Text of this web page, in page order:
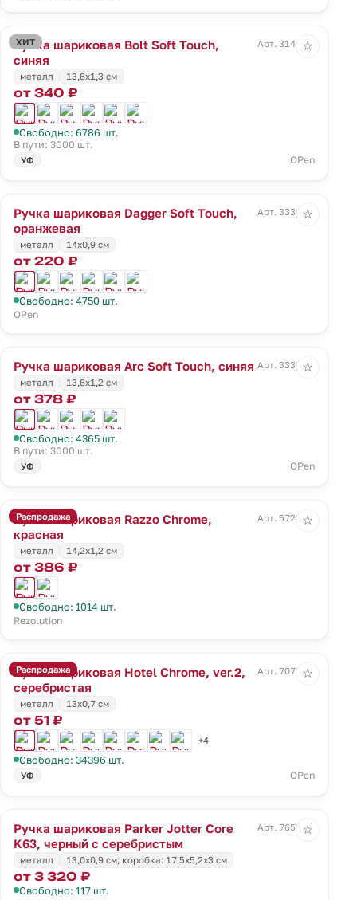
ХИТ
Ручка шариковая Bolt Soft Touch,
синяя
Арт. 3140.40
металл 13,8х1,3 см
от 340 ₽
Свободно: 6786 шт.
В пути: 3000 шт.
УФ OPen
☆
Ручка шариковая Dagger Soft Touch,
оранжевая
Арт. 3331.20
металл 14х0,9 см
от 220 ₽
Свободно: 4750 шт.
OPen
☆
Ручка шариковая Arc Soft Touch, синяя Арт. 3332.40
металл
13,8х1,2 см
от 378 ₽
Свободно: 4365 шт.
В пути: 3000 шт.
УФ OPen
☆
Распродажа
Ручка шариковая Razzo Chrome,
красная
Арт. 5728.50
металл 14,2х1,2 см
от 386 ₽
Свободно: 1014 шт.
Rezolution
☆
Распродажа
Ручка шариковая Hotel Chrome, ver.2,
серебристая
Арт. 7078.10
металл 13х0,7 см
от 51 ₽
+4
Свободно: 34396 шт.
УФ OPen
☆
Ручка шариковая Parker Jotter Core
K63, черный с серебристым
Арт. 7658.30
металл 13,0х0,9 см; коробка: 17,5х5,2х3 см
от 3 320 ₽
Свободно: 117 шт.
☆